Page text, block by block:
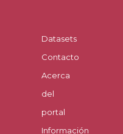
Datasets
Contacto
Acerca
del
portal
Información